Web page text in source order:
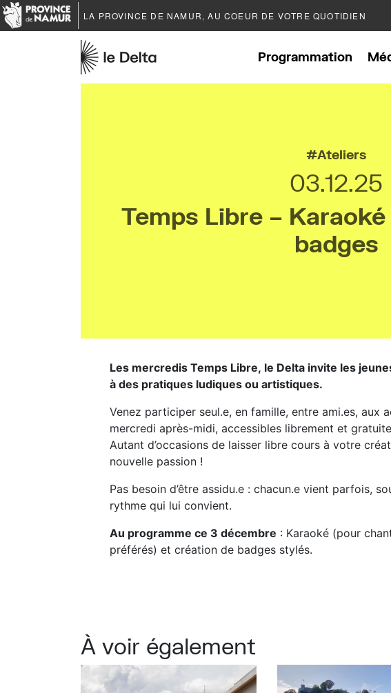
LA PROVINCE DE NAMUR, AU COEUR DE VOTRE QUOTIDIEN
Programmation
Ateliers
03.12.25
Temps Libre –
badges
Les mercredis Temps Libre, le Delta invite les
à des pratiques ludiques ou artistiques.
Venez participer seul.e, en famille, entre ami.es, aux
mercredi après-midi, accessibles librement et
Autant d’occasions de laisser libre cours à votre
nouvelle passion !
Pas besoin d’être assidu.e : chacun.e vient parfois,
rythme qui lui convient.
Au programme ce 3 décembre : Karaoké (pour
préférés) et création de badges stylés.
À voir également